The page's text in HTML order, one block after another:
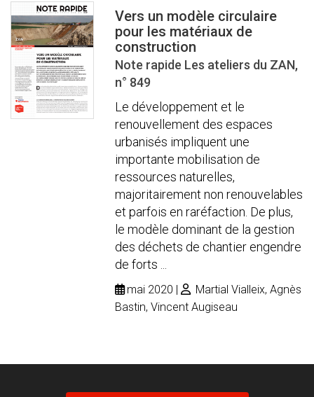
Vers un modèle circulaire
pour les matériaux de
construction
Note rapide Les ateliers du ZAN,
n° 849
Le développement et le
renouvellement des espaces
urbanisés impliquent une
importante mobilisation de
ressources naturelles,
majoritairement non renouvelables
et parfois en raréfaction. De plus,
le modèle dominant de la gestion
des déchets de chantier engendre
de forts ...
mai 2020
Martial Vialleix, Agnès
Bastin, Vincent Augiseau